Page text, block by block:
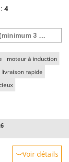
4
moteur à induction
livraison rapide
Voir détails